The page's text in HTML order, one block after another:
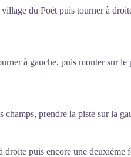
du Poët puis tourner à
à gauche, puis monter sur le
champs, prendre la piste sur la
droite puis encore une deuxième